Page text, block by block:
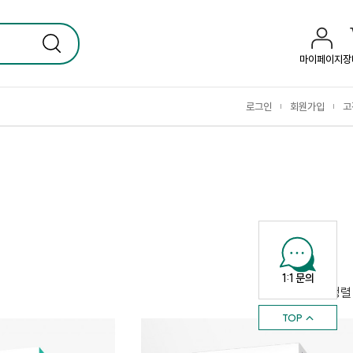
1:1 문의
TOP ↑
마이페이지
로그인 | 회원가입 |
상품정렬